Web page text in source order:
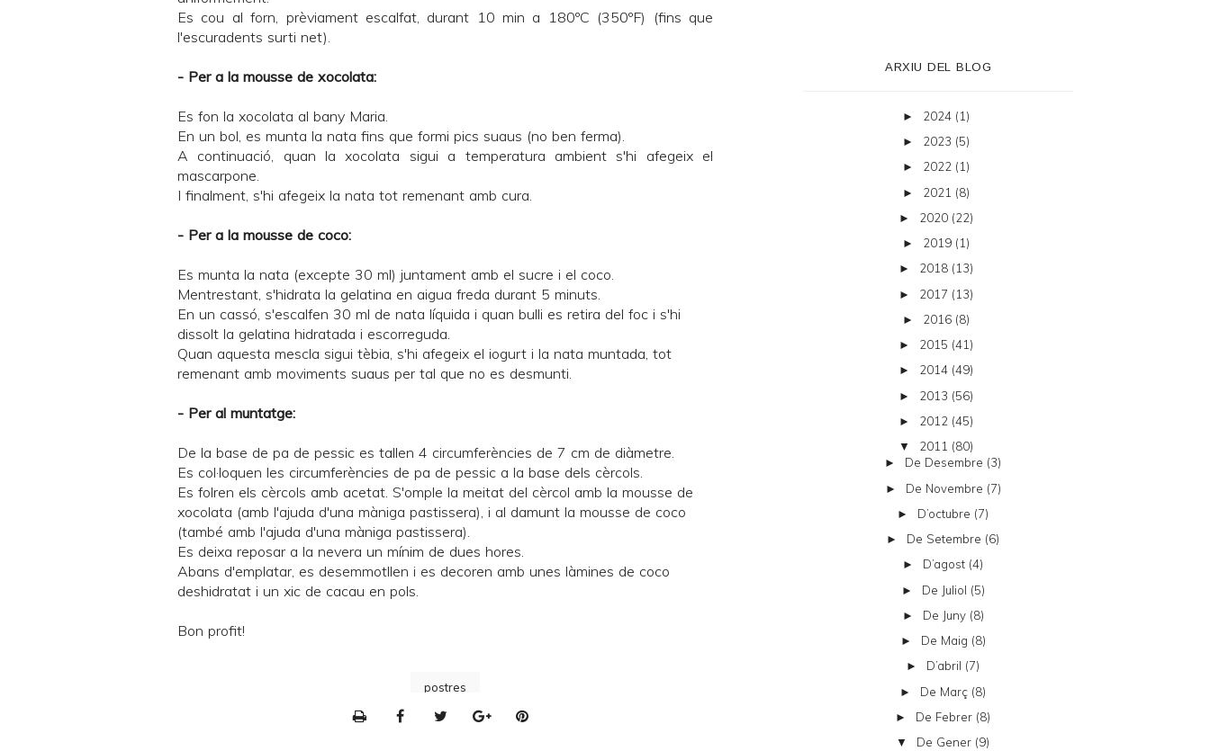
Es cou al forn, prèviament escalfat, durant 10 min a 180ºC (350ºF) (fins que
l'escuradents surti net).
- Per a la mousse de xocolata:
Es fon la xocolata al bany Maria.
En un bol, es munta la nata fins que formi pics suaus (no ben ferma).
A continuació, quan la xocolata sigui a temperatura ambient s'hi afegeix el
mascarpone.
I finalment, s'hi afegeix la nata tot remenant amb cura.
- Per a la mousse de coco:
Es munta la nata (excepte 30 ml) juntament amb el sucre i el coco.
Mentrestant, s'hidrata la gelatina en aigua freda durant 5 minuts.
En un cassó, s'escalfen 30 ml de nata líquida i quan bulli es retira del foc i s'hi
dissolt la gelatina hidratada i escorreguda.
Quan aquesta mescla sigui tèbia, s'hi afegeix el iogurt i la nata muntada, tot
remenant amb moviments suaus per tal que no es desmunti.
- Per al muntatge:
De la base de pa de pessic es tallen 4 circumferències de 7 cm de diàmetre.
Es col·loquen les circumferències de pa de pessic a la base dels cèrcols.
Es folren els cèrcols amb acetat. S'omple la meitat del cèrcol amb la mousse de
xocolata (amb l'ajuda d'una màniga pastissera), i al damunt la mousse de coco
(també amb l'ajuda d'una màniga pastissera).
Es deixa reposar a la nevera un mínim de dues hores.
Abans d'emplatar, es desemmotllen i es decoren amb unes làmines de coco
deshidratat i un xic de cacau en pols.
Bon profit!
postres
ARXIU DEL BLOG
► 2024 (1)
► 2023 (5)
► 2022 (1)
► 2021 (8)
► 2020 (22)
► 2019 (1)
► 2018 (13)
► 2017 (13)
► 2016 (8)
► 2015 (41)
► 2014 (49)
► 2013 (56)
► 2012 (45)
▼ 2011 (80)
► De Desembre (3)
► De Novembre (7)
► D’octubre (7)
► De Setembre (6)
► D’agost (4)
► De Juliol (5)
► De Juny (8)
► De Maig (8)
► D’abril (7)
► De Març (8)
► De Febrer (8)
▼ De Gener (9)